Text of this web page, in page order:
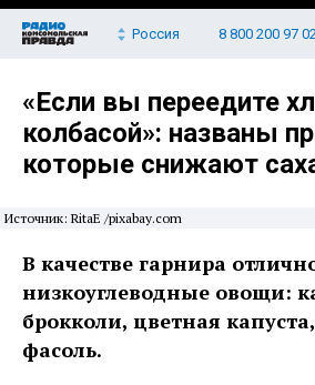
Россия 8 800 200 97
«Если вы переедите
колбасой»: названы
которые снижают
Источник: RitaE /pixabay.com
В качестве гарнира
низкоуглеводные овощи:
брокколи, цветная
фасоль.